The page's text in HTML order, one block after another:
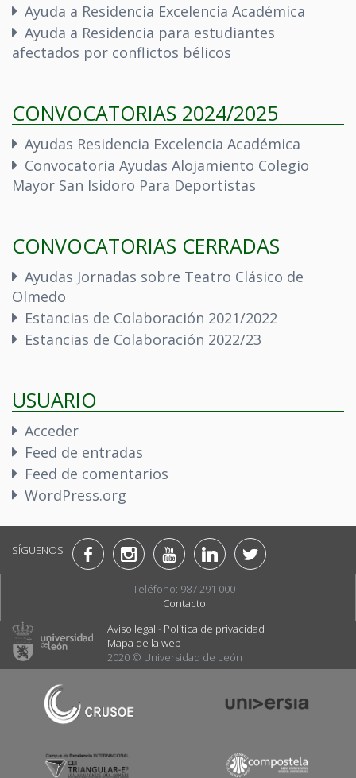
Ayuda a Residencia Excelencia Académica
Ayuda a Residencia para estudiantes
afectados por conflictos bélicos
CONVOCATORIAS 2024/2025
Ayudas Residencia Excelencia Académica
Convocatoria Ayudas Alojamiento Colegio
Mayor San Isidoro Para Deportistas
CONVOCATORIAS CERRADAS
Ayudas Jornadas sobre Teatro Clásico de
Olmedo
Estancias de Colaboración 2021/2022
Estancias de Colaboración 2022/23
USUARIO
Acceder
Feed de entradas
Feed de comentarios
WordPress.org
SÍGUENOS
Teléfono: 987 291 000
Contacto
Aviso legal - Política de privacidad
Mapa de la web
2020 © Universidad de León